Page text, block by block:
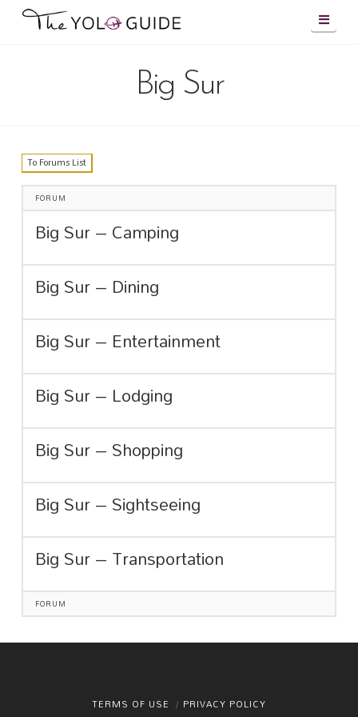
Big Sur
To Forums List
FORUM
Big Sur – Camping
Big Sur – Dining
Big Sur – Entertainment
Big Sur – Lodging
Big Sur – Shopping
Big Sur – Sightseeing
Big Sur – Transportation
FORUM
TERMS OF USE PRIVACY POLICY